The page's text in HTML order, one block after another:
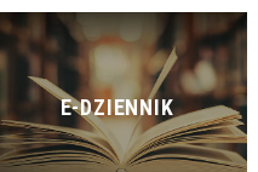
E-DZIENNIK